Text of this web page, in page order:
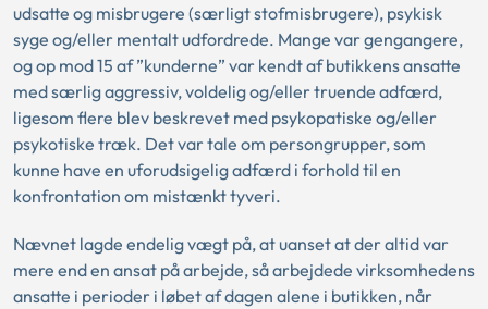
udsatte og misbrugere (særligt stofmisbrugere), psykisk
syge og/eller mentalt udfordrede. Mange var gengangere,
og op mod 15 af ”kunderne” var kendt af butikkens ansatte
med særlig aggressiv, voldelig og/eller truende adfærd,
ligesom flere blev beskrevet med psykopatiske og/eller
psykotiske træk. Det var tale om persongrupper, som
kunne have en uforudsigelig adfærd i forhold til en
konfrontation om mistænkt tyveri.
Nævnet lagde endelig vægt på, at uanset at der altid var
mere end en ansat på arbejde, så arbejdede virksomhedens
ansatte i perioder i løbet af dagen alene i butikken, når